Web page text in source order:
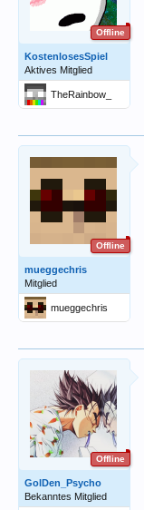
Offline
KostenlosesSpiel
Aktives Mitglied
TheRainbow_
Offline
mueggechris
Mitglied
mueggechris
Offline
GolDen_Psycho
Bekanntes Mitglied